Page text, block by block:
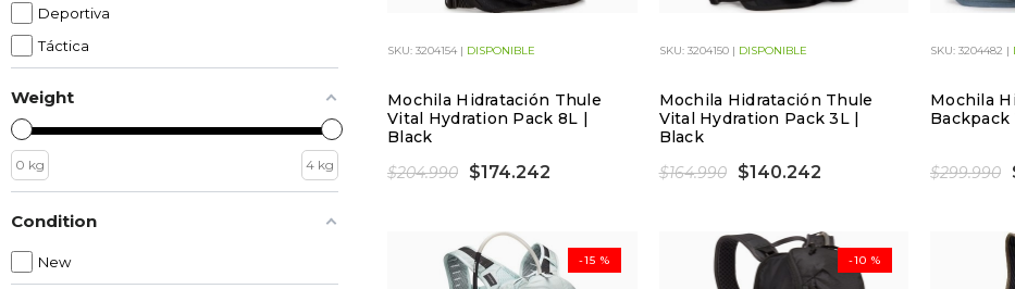
Deportiva
Táctica
Weight
0 kg 4 kg
Condition
New
SKU: 3204154 | DISPONIBLE
Mochila Hidratación Thule
Vital Hydration Pack 8L |
Black
$204.990
$174.242
SKU: 3204150 | DISPONIBLE
Mochila Hidratación Thule
Vital Hydration Pack 3L |
Black
$164.990
$140.242
SKU: 3204482 |
Mochila
Backpack
$299.990
-15 % -10 %